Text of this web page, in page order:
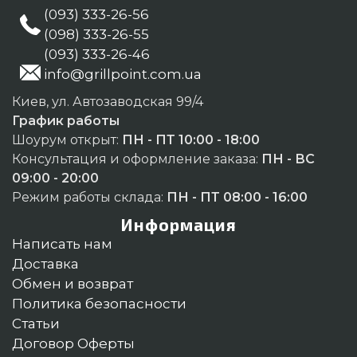
(093) 333-26-56
(098) 333-26-55
(093) 333-26-46
info@grillpoint.com.ua
Киев, ул. Автозаводская 99/4
График работы
Шоурум открыт: ПН - ПТ 10:00 - 18:00
Консультация и оформление заказа: ПН - ВС
09:00 - 20:00
Режим работы склада: ПН - ПТ 08:00 - 16:00
Информация
Написать нам
Доставка
Обмен и возврат
Политика безопасности
Статьи
Договор Оферты